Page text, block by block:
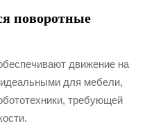
поворотные
движение на
идеальными для мебели,
требующей